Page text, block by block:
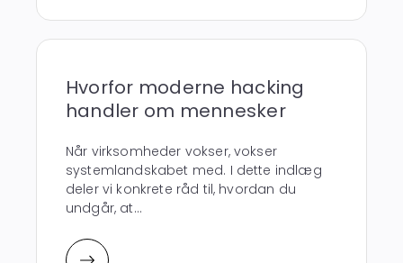
Hvorfor moderne hacking
handler om mennesker
Når virksomheder vokser, vokser
systemlandskabet med. I dette indlæg
deler vi konkrete råd til, hvordan du
undgår, at...